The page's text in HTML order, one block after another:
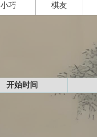
巧 棋友
开始时间